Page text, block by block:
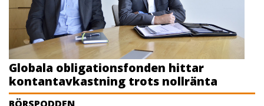
Globala obligationsfonden hittar
kontantavkastning trots nollränta